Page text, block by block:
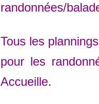
randonnées/
Tous les
pour les
Accueille.